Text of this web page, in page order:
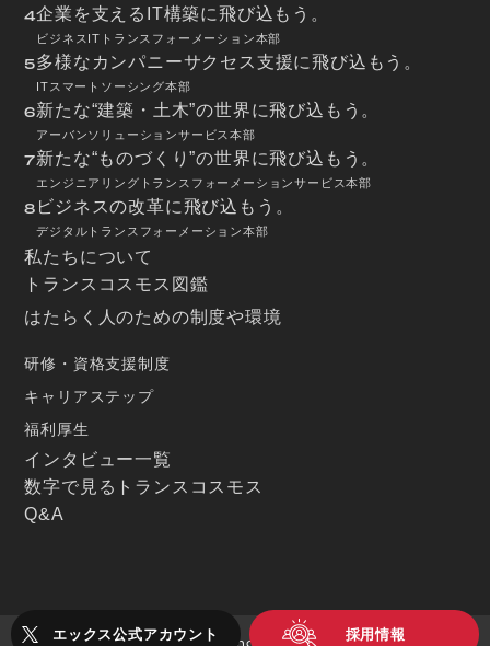
4企業を支えるIT構築に飛び込もう。
ビジネスITトランスフォーメーション本部
5多様なカンパニーサクセス支援に飛び込もう。
ITスマートソーシング本部
6新たな“建築・土木”の世界に飛び込もう。
アーバンソリューションサービス本部
7新たな“ものづくり”の世界に飛び込もう。
エンジニアリングトランスフォーメーションサービス本部
8 ビジネスの改革に飛び込もう。
デジタルトランスフォーメーション本部
私たちについて
トランスコスモス図鑑
はたらく人のための制度や環境
研修・資格支援制度
キャリアステップ
福利厚生
インタビュー一覧
数字で見るトランスコスモス
Q&A
© transcosmos inc. All rights reserved.
エックス公式アカウント 採用情報